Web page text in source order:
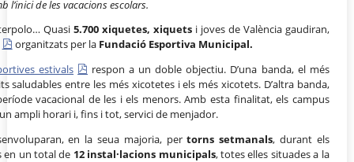
l’inici de les vacacions escolars.
Quasi5.700 xiquetes, xiquets i joves de València gaudiran,
organitzats per la Fundació Esportiva Municipal.
estivals
respon a un doble objectiu. D’una banda, el més
saludables entre les més xicotetes i els més xicotets. D’altra banda,
vacacional de les i els menors. Amb esta finalitat, els campus
ampli horari i, fins i tot, servici de menjador.
en la seua majoria, pertorns setmanals, durant els
en un total de 12 instal·lacions municipals, totes elles situades a la